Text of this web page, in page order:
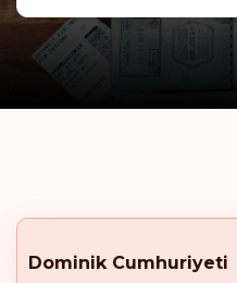
Dominik Cumhuriyeti